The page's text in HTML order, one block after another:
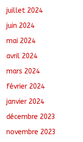
juillet 2024
juin 2024
mai 2024
avril 2024
mars 2024
février 2024
janvier 2024
décembre 2023
novembre 2023